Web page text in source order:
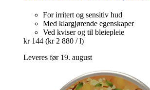
For irritert og sensitiv hud
Med klargjørende egenskaper
Ved kviser og til bleiepleie
kr 144 (kr 2 880 / l)
Leveres før 19. august